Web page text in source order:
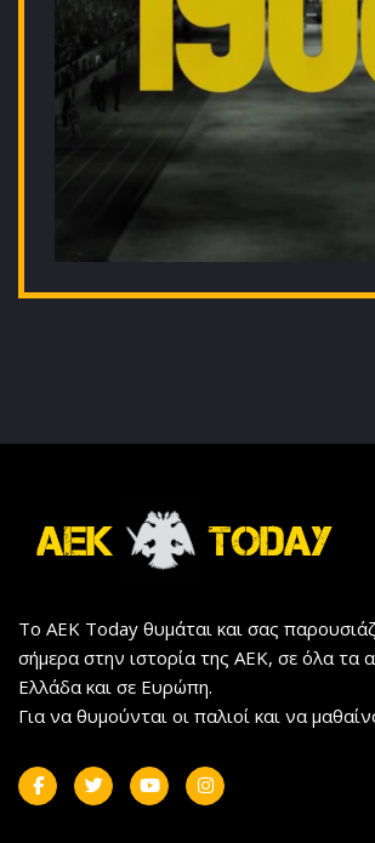
Το AEK Today θυμάται και σας
σήμερα στην ιστορία της ΑΕΚ, σε όλα τα
Ελλάδα και σε Ευρώπη.
Για να θυμούνται οι παλιοί και να